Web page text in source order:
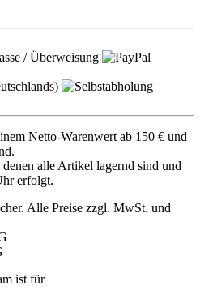
Netto-Warenwert ab 150 € und
alle Artikel lagernd sind und
erfolgt.
Alle Preise zzgl. MwSt. und
ist für